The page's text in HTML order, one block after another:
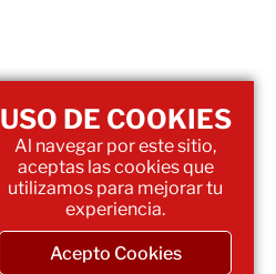
USO DE COOKIES
Al navegar por este sitio,
aceptas las cookies que
utilizamos para mejorar tu
experiencia.
Acepto Cookies